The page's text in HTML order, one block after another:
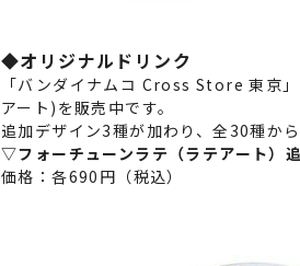
◆オリジナルドリンク
「バンダイナムコ Cross Store 東京
アート)を販売中です。
追加デザイン3種が加わり、全30種か
▽フォーチューンラテ（ラテアート）
価格：各690円（税込）